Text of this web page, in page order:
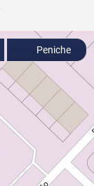
Peniche